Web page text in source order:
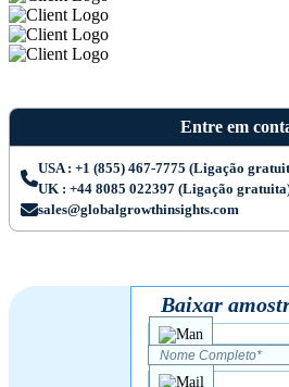
Entre em
USA : +1 (855) 467-7775 (Ligação
UK : +44 8085 022397 (Ligação
sales@globalgrowthinsights.com
Baixar